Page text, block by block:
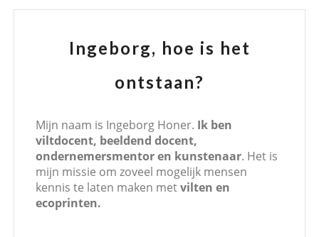
Ingeborg, hoe is het
ontstaan?
Mijn naam is Ingeborg Honer. Ik ben
viltdocent, beeldend docent,
ondernemersmentor en kunstenaar. Het is
mijn missie om zoveel mogelijk mensen
kennis te laten maken metvilten en
ecoprinten.